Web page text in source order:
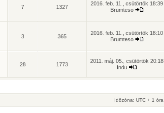
7 1327
2016. feb. 11., csütörtök 18:39
Brumteso
3 365
2016. feb. 11., csütörtök 18:10
Brumteso
28 1773
2011. máj. 05., csütörtök 20:18
Indu
Időzóna: UTC + 1 óra